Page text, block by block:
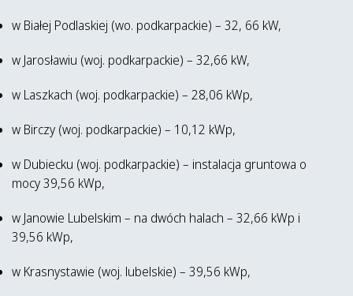
w Białej Podlaskiej (wo. podkarpackie) – 32, 66 kW,
w Jarosławiu (woj. podkarpackie) – 32,66 kW,
w Laszkach (woj. podkarpackie) – 28,06 kWp,
w Birczy (woj. podkarpackie) – 10,12 kWp,
w Dubiecku (woj. podkarpackie) – instalacja gruntowa o
mocy 39,56 kWp,
w Janowie Lubelskim – na dwóch halach – 32,66 kWp i
39,56 kWp,
w Krasnystawie (woj. lubelskie) – 39,56 kWp,